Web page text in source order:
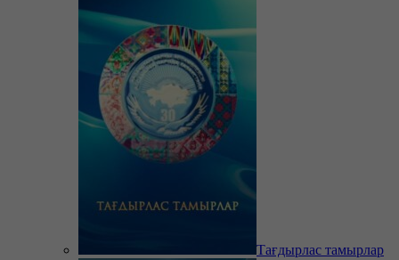
Тағдырлас тамырлар